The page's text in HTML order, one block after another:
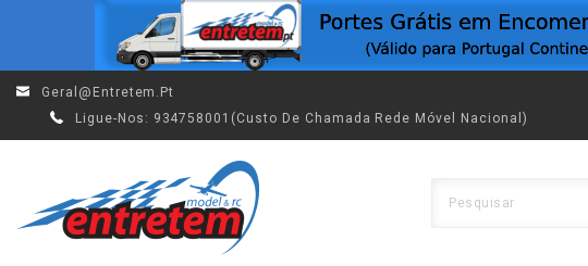
Geral@entretem.pt
Ligue-Nos: 934758001(custo De Chamada Rede Móvel Nacional)